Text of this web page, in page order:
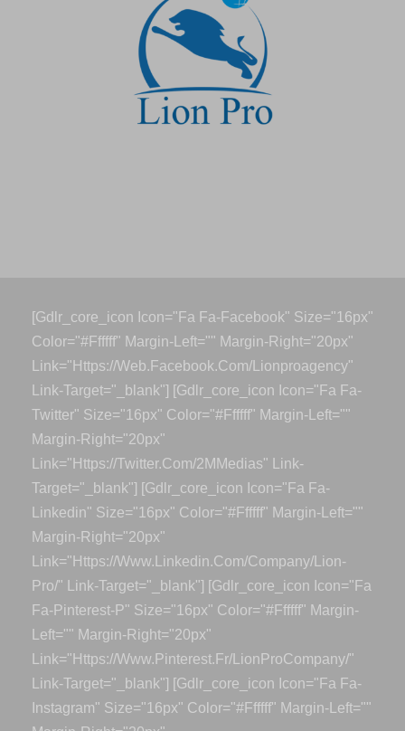
[gdlr_core_icon Icon="fa Fa-Facebook" Size="16px"
Color="#ffffff" Margin-Left="" Margin-Right="20px"
Link="https://web.facebook.com/lionproagency"
Link-Target="_blank"] [gdlr_core_icon Icon="fa Fa-
Twitter" Size="16px" Color="#ffffff" Margin-Left=""
Margin-Right="20px"
Link="https://twitter.com/2MMedias" Link-
Target="_blank"] [gdlr_core_icon Icon="fa Fa-
Linkedin" Size="16px" Color="#ffffff" Margin-Left=""
Margin-Right="20px"
Link="https://www.linkedin.com/company/lion-
Pro/" Link-Target="_blank"] [gdlr_core_icon Icon="fa
Fa-Pinterest-P" Size="16px" Color="#ffffff" Margin-
Left="" Margin-Right="20px"
Link="https://www.pinterest.fr/LionProCompany/"
Link-Target="_blank"] [gdlr_core_icon Icon="fa Fa-
Instagram" Size="16px" Color="#ffffff" Margin-Left=""